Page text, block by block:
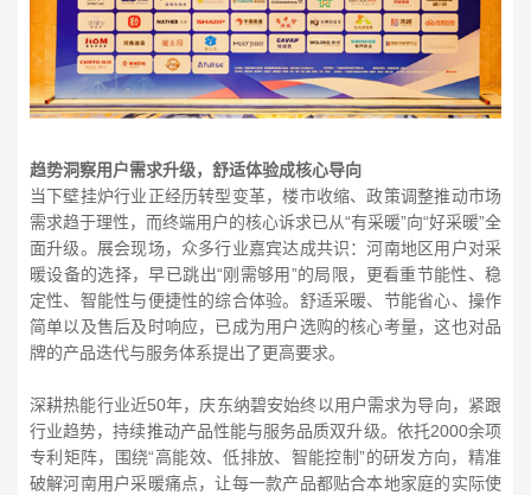
趋势洞察用户需求升级，舒适体验成核心导向
当下壁挂炉行业正经历转型变革，楼市收缩、政策调整推动市场
需求趋于理性，而终端用户的核心诉求已从“有采暖”向“好采暖”全
面升级。展会现场，众多行业嘉宾达成共识：河南地区用户对采
暖设备的选择，早已跳出“刚需够用”的局限，更看重节能性、稳
定性、智能性与便捷性的综合体验。舒适采暖、节能省心、操作
简单以及售后及时响应，已成为用户选购的核心考量，这也对品
牌的产品迭代与服务体系提出了更高要求。
深耕热能行业近50年，庆东纳碧安始终以用户需求为导向，紧跟
行业趋势，持续推动产品性能与服务品质双升级。依托2000余项
专利矩阵，围绕“高能效、低排放、智能控制”的研发方向，精准
破解河南用户采暖痛点，让每一款产品都贴合本地家庭的实际使